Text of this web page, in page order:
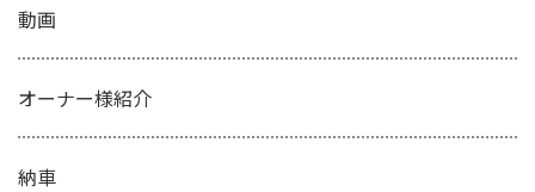
動画
オーナー様紹介
納車